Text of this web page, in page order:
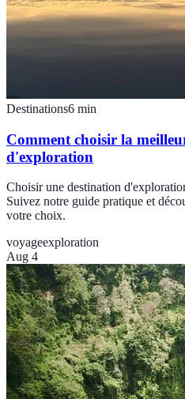
Destinations6 min
Comment choisir la
d'exploration
Choisir une destination
Suivez notre guide pratique et
votre choix.
voyageexploration
Aug 4